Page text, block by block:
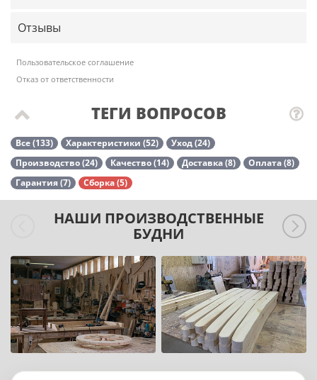
Отзывы
Пользовательское соглашение
Отказ от ответственности
ТЕГИ ВОПРОСОВ
Все (133) Характеристики (52)
Уход (24)
Производство (24)
Качество (14) Доставка (8)
Оплата (8)
Гарантия (7)
Сборка (5)
НАШИ ПРОИЗВОДСТВЕННЫЕ
БУДНИ